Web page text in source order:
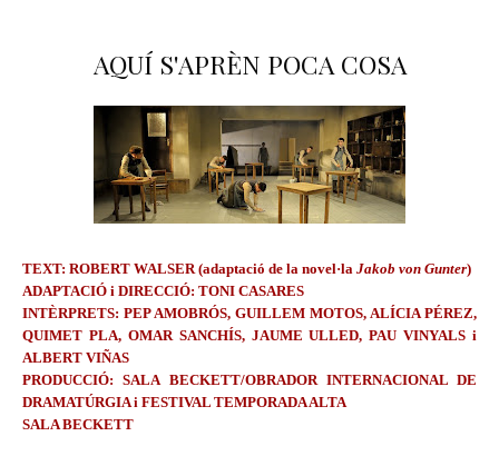
AQUÍ S'APRÈN POCA COSA
TEXT: ROBERT WALSER (adaptació de la novel·la Jakob von Gunter)
ADAPTACIÓ i DIRECCIÓ: TONI CASARES
INTÈRPRETS: PEP AMOBRÓS, GUILLEM MOTOS, ALÍCIA PÉREZ,
QUIMET PLA, OMAR SANCHÍS, JAUME ULLED, PAU VINYALS i
ALBERT VIÑAS
PRODUCCIÓ: SALA BECKETT/OBRADOR INTERNACIONAL DE
DRAMATÚRGIA i FESTIVAL TEMPORADA ALTA
SALA BECKETT